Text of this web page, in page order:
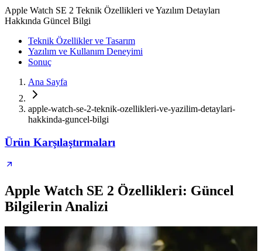
Apple Watch SE 2 Teknik Özellikleri ve Yazılım Detayları
Hakkında Güncel Bilgi
Teknik Özellikler ve Tasarım
Yazılım ve Kullanım Deneyimi
Sonuç
Ana Sayfa
apple-watch-se-2-teknik-ozellikleri-ve-yazilim-detaylari-
hakkinda-guncel-bilgi
Ürün Karşılaştırmaları
Apple Watch SE 2 Özellikleri: Güncel
Bilgilerin Analizi